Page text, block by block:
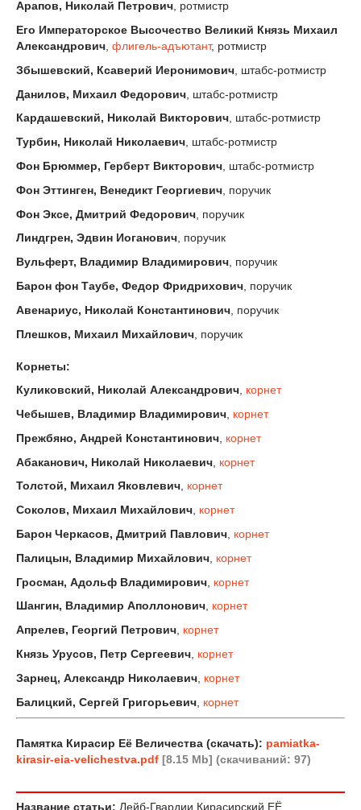
Арапов, Николай Петрович , ротмистр
Его Императорское Высочество Великий Князь Михаил
Александрович флигель-адъютант, ротмистр
Збышевский, Ксаверий Иеронимович , штабс-ротмистр
Данилов, Михаил Федорович , штабс-ротмистр
Кардашевский, Николай Викторович, штабс-ротмистр
Турбин, Николай Николаевич , штабс-ротмистр
Фон Брюммер, Герберт Викторович , штабс-ротмистр
Фон Эттинген, Венедикт Георгиевич , поручик
Фон Эксе, Дмитрий Федорович , поручик
Линдгрен, Эдвин Иоганович, поручик
Вульферт, Владимир Владимирович , поручик
Барон фон Таубе, Федор Фридрихович , поручик
Авенариус, Николай Константинович , поручик
Плешков, Михаил Михайлович , поручик
Корнеты:
Куликовский, Николай Александрович, корнет
Чебышев, Владимир Владимирович корнет
Прежбяно, Андрей Константинович корнет
Абаканович, Николай Николаевич корнет
Толстой, Михаил Яковлевич, корнет
Соколов, Михаил Михайлович, корнет
Барон Черкасов, Дмитрий Павлович корнет
Палицын, Владимир Михайлович корнет
Гросман, Адольф Владимирович корнет
Шангин, Владимир Аполлонович, корнет
Апрелев, Георгий Петрович, корнет
Князь Урусов, Петр Сергеевич корнет
Зарнец, Александр Николаевич корнет
Балицкий, Сергей Григорьевич корнет
Памятка Кирасир Её Величества (скачать): pamiatka-
kirasir-eia-velichestva.pdf [8.15 Mb] (cкачиваний: 97)
Название статьи: Лейб-Гвардии Кирасирский ЕЁ